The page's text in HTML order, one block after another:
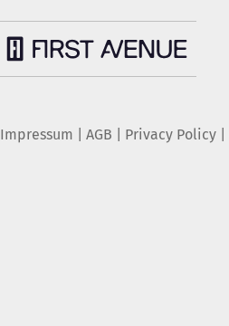
Impressum AGB Privacy Policy|